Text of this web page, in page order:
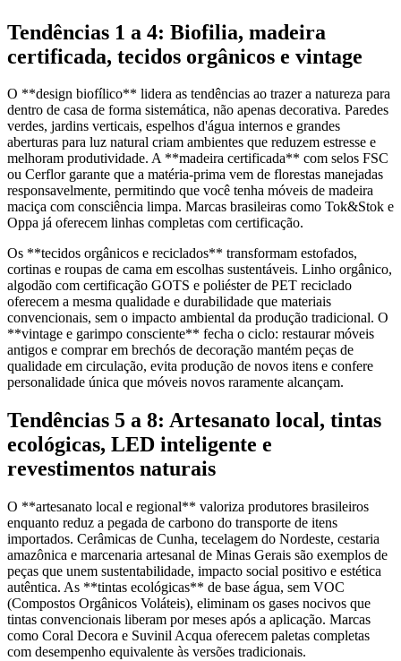
Tendências 1 a 4: Biofilia, madeira
certificada, tecidos orgânicos e vintage
O **design biofílico** lidera as tendências ao trazer a natureza para
dentro de casa de forma sistemática, não apenas decorativa. Paredes
verdes, jardins verticais, espelhos d'água internos e grandes
aberturas para luz natural criam ambientes que reduzem estresse e
melhoram produtividade. A **madeira certificada** com selos FSC
ou Cerflor garante que a matéria-prima vem de florestas manejadas
responsavelmente, permitindo que você tenha móveis de madeira
maciça com consciência limpa. Marcas brasileiras como Tok&Stok e
Oppa já oferecem linhas completas com certificação.
Os **tecidos orgânicos e reciclados** transformam estofados,
cortinas e roupas de cama em escolhas sustentáveis. Linho orgânico,
algodão com certificação GOTS e poliéster de PET reciclado
oferecem a mesma qualidade e durabilidade que materiais
convencionais, sem o impacto ambiental da produção tradicional. O
**vintage e garimpo consciente** fecha o ciclo: restaurar móveis
antigos e comprar em brechós de decoração mantém peças de
qualidade em circulação, evita produção de novos itens e confere
personalidade única que móveis novos raramente alcançam.
Tendências 5 a 8: Artesanato local, tintas
ecológicas, LED inteligente e
revestimentos naturais
O **artesanato local e regional** valoriza produtores brasileiros
enquanto reduz a pegada de carbono do transporte de itens
importados. Cerâmicas de Cunha, tecelagem do Nordeste, cestaria
amazônica e marcenaria artesanal de Minas Gerais são exemplos de
peças que unem sustentabilidade, impacto social positivo e estética
autêntica. As **tintas ecológicas** de base água, sem VOC
(Compostos Orgânicos Voláteis), eliminam os gases nocivos que
tintas convencionais liberam por meses após a aplicação. Marcas
como Coral Decora e Suvinil Acqua oferecem paletas completas
com desempenho equivalente às versões tradicionais.